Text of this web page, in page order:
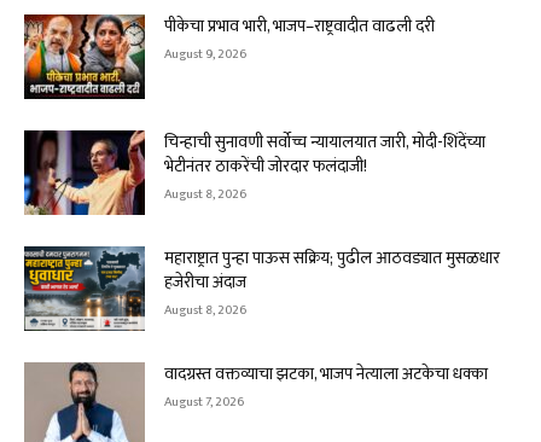
पीकेचा प्रभाव भारी, भाजप–राष्ट्रवादीत वाढली दरी
August 9, 2026
चिन्हाची सुनावणी सर्वोच्च न्यायालयात जारी, मोदी-शिंदेंच्या
भेटीनंतर ठाकरेंची जोरदार फलंदाजी!
August 8, 2026
महाराष्ट्रात पुन्हा पाऊस सक्रिय; पुढील आठवड्यात मुसळधार
हजेरीचा अंदाज
August 8, 2026
वादग्रस्त वक्तव्याचा झटका, भाजप नेत्याला अटकेचा धक्का
August 7, 2026